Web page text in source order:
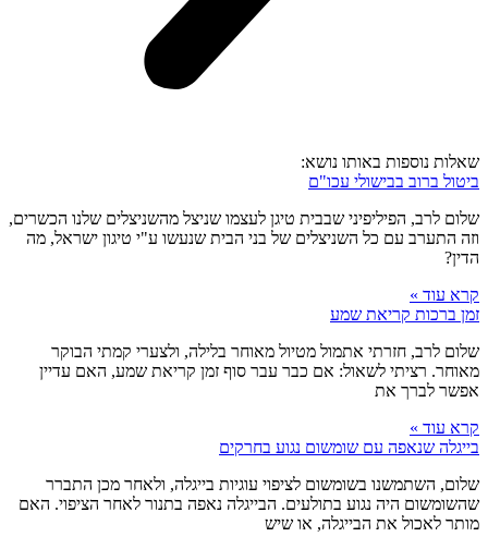
שאלות נוספות באותו נושא:
ביטול ברוב בבישולי עכו"ם
שלום לרב, הפיליפיני שבבית טיגן לעצמו שניצל מהשניצלים שלנו הכשרים,
וזה התערב עם כל השניצלים של בני הבית שנעשו ע"י טיגון ישראל, מה
הדין?
קרא עוד »
זמן ברכות קריאת שמע
שלום לרב, חזרתי אתמול מטיול מאוחר בלילה, ולצערי קמתי הבוקר
מאוחר. רציתי לשאול: אם כבר עבר סוף זמן קריאת שמע, האם עדיין
אפשר לברך את
קרא עוד »
בייגלה שנאפה עם שומשום נגוע בחרקים
שלום, השתמשנו בשומשום לציפוי עוגיות בייגלה, ולאחר מכן התברר
שהשומשום היה נגוע בתולעים. הבייגלה נאפה בתנור לאחר הציפוי. האם
מותר לאכול את הבייגלה, או שיש